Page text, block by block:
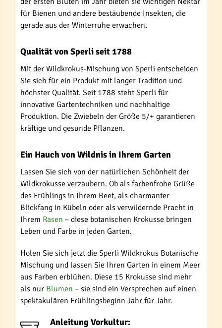
für Bienen und andere bestäubende Insekten, die
gerade aus der Winterruhe erwachen.
Qualität von Sperli seit 1788
Mit der Wildkrokus-Mischung von Sperli entscheiden
Sie sich für ein Produkt mit langer Tradition und
höchster Qualität. Seit 1788 steht Sperli für
innovative Gartentechniken und nachhaltige
Produktion. Die Zwiebeln der Größe 5/+ garantieren
kräftige und gesunde Pflanzen.
Ein Hauch von Wildnis in Ihrem Garten
Lassen Sie sich von der natürlichen Schönheit der
Wildkrokusse verzaubern. Ob als farbenfrohe Grüße
des Frühlings in Ihrem Beet, als charmanter
Blickfang in Kübeln oder als verwildernde Pracht in
Ihrem Rasen – diese botanischen Krokusse bringen
Leben und Farbe in jeden Garten.
Holen Sie sich jetzt die Sperli Wildkrokus Botanische
Mischung und lassen Sie Ihren Garten in einem Meer
aus Farben erblühen. Diese 15 Krokusse sind mehr
als nur Blumen – sie sind ein Versprechen auf einen
spektakulären Frühlingsbeginn Jahr für Jahr.
Anleitung Vorkultur: